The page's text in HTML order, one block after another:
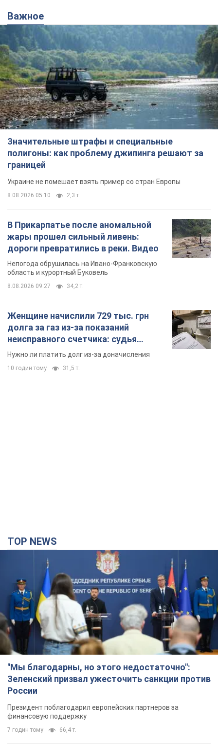
Важное
Значительные штрафы и специальные
полигоны: как проблему джипинга решают за
границей
Украине не помешает взять пример со стран Европы
8.08.2026 05:10 2,3 т.
В Прикарпатье после аномальной
жары прошел сильный ливень:
дороги превратились в реки. Видео
Непогода обрушилась на Ивано-Франковскую
область и курортный Буковель
8.08.2026 09:27 34,2 т.
Женщине начислили 729 тыс. грн
долга за газ из-за показаний
неисправного счетчика: судья
вынес неожиданное решение
Нужно ли платить долг из-за доначисления
10 годин тому 31,5 т.
TOP NEWS
"Мы благодарны, но этого недостаточно":
Зеленский призвал ужесточить санкции против
России
Президент поблагодарил европейских партнеров за
финансовую поддержку
7 годин тому 66,4 т.